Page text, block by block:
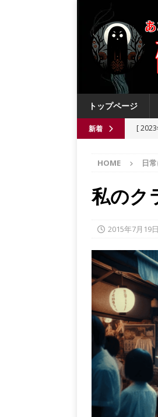
トップページ
新着 [
[
[ 2021
[
HOME 日
私のク
2015年7月19日